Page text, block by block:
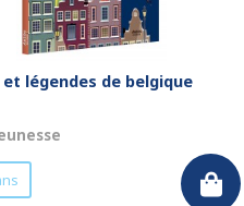
légendes de belgique